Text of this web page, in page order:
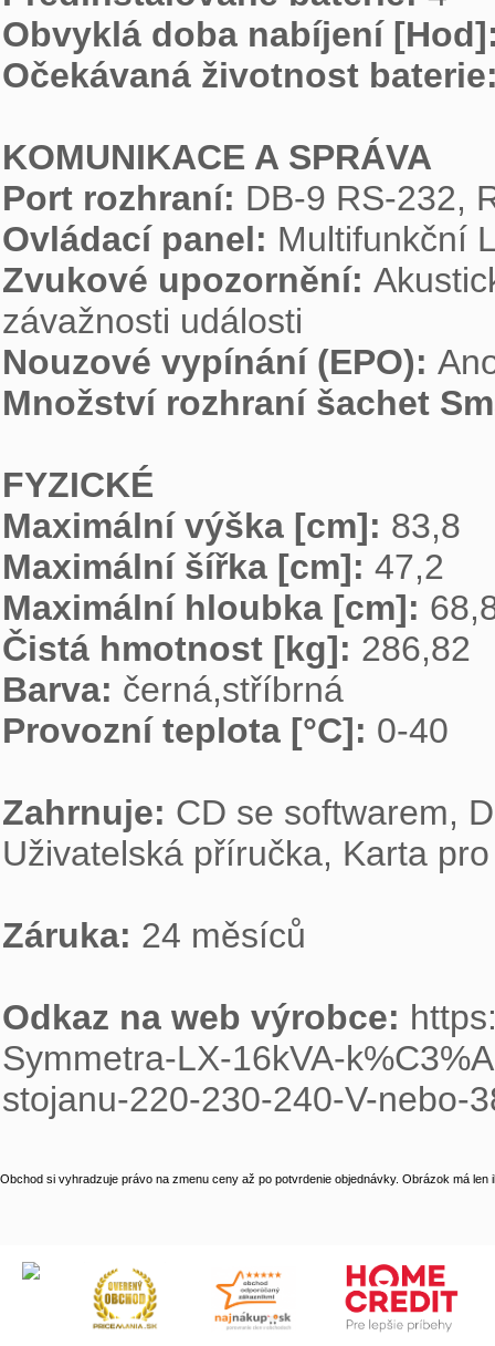
Obvyklá doba nabíjení
Očekávaná životnost
KOMUNIKACE A SPRÁVA
Port rozhraní:
Ovládací panel:
Zvukové upozornění:
Nouzové vypínání (EPO):
Množství rozhraní šachet
FYZICKÉ
Maximální výška [cm]:
Maximální šířka [cm]:
Maximální hloubka [cm]:
Čistá hmotnost [kg]:
Barva:
Provozní teplota [°C]: 0-40
Zahrnuje: CD se softwarem,
Uživatelská příručka, Karta
Záruka: 24 měsíců
Odkaz na web výrobce:
Symmetra-LX-16kVA-
stojanu-220-230-240-V-nebo-
Obchod si vyhradzuje právo na zmenu ceny až po potvrdenie objednávky. Obrázok má len